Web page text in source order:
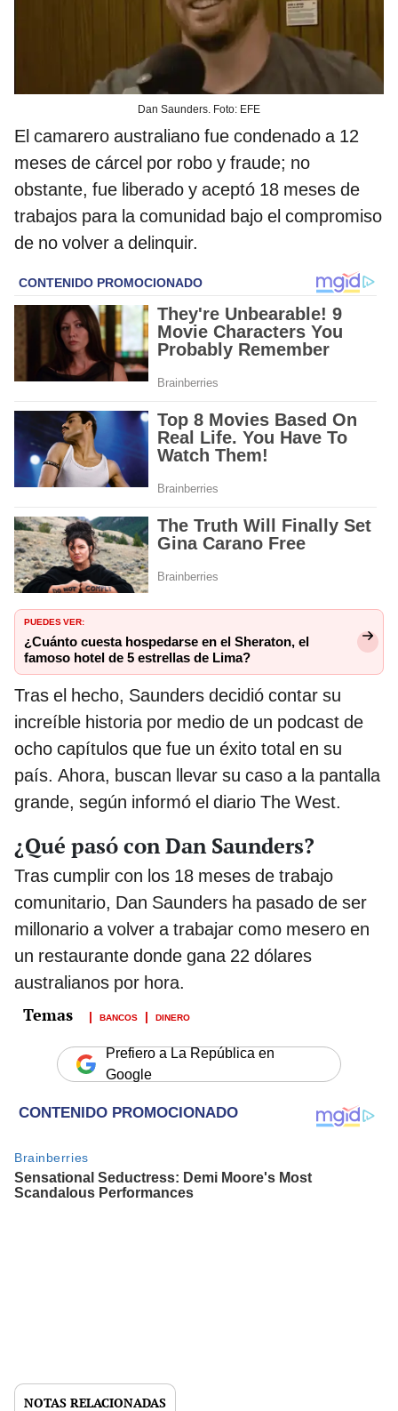
Dan Saunders. Foto: EFE
El camarero australiano fue condenado a 12
meses de cárcel por robo y fraude; no
obstante, fue liberado y aceptó 18 meses de
trabajos para la comunidad bajo el compromiso
de no volver a delinquir.
PUEDES VER:
¿Cuánto cuesta hospedarse en el Sheraton, el
famoso hotel de 5 estrellas de Lima?
Tras el hecho, Saunders decidió contar su
increíble historia por medio de un podcast de
ocho capítulos que fue un éxito total en su
país. Ahora, buscan llevar su caso a la pantalla
grande, según informó el diario The West.
¿Qué pasó con Dan Saunders?
Tras cumplir con los 18 meses de trabajo
comunitario, Dan Saunders ha pasado de ser
millonario a volver a trabajar como mesero en
un restaurante donde gana 22 dólares
australianos por hora.
BANCOS DINERO
Prefiero a La República en
Google
NOTAS RELACIONADAS